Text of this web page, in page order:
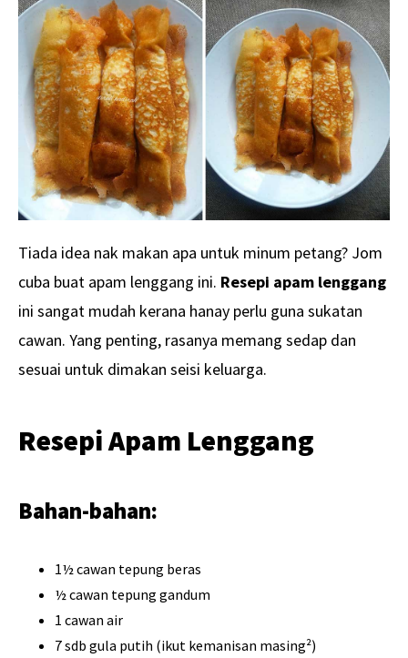
Tiada idea nak makan apa untuk minum petang? Jom
cuba buat apam lenggang ini. Resepi apam lenggang
ini sangat mudah kerana hanay perlu guna sukatan
cawan. Yang penting, rasanya memang sedap dan
sesuai untuk dimakan seisi keluarga.
Resepi Apam Lenggang
Bahan-bahan:
1½ cawan tepung beras
½ cawan tepung gandum
1 cawan air
7 sdb gula putih (ikut kemanisan masing²)